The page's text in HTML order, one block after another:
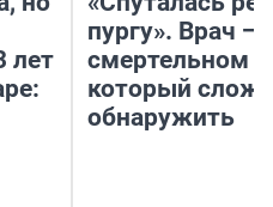
лет
пургу». Врач —
смертельном
который
обнаружить